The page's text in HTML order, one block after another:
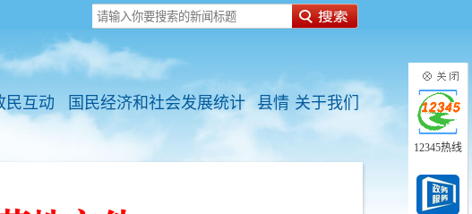
民互动 国民经济和社会发展统计 县情 关于我们
12345热线